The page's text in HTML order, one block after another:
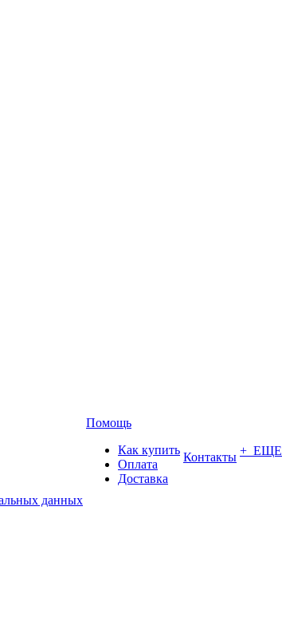
данных
Помощь
Как купить
Оплата
Доставка
Контакты + ЕЩЕ